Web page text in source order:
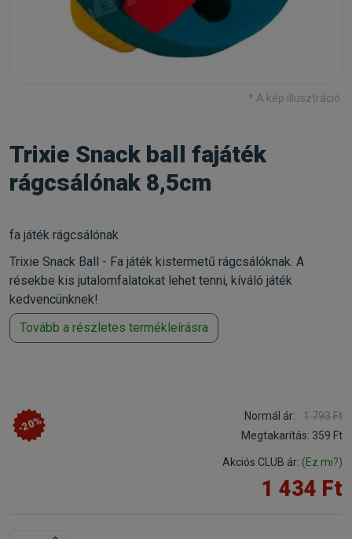
* A kép illusztráció.
Trixie Snack ball fajáték
rágcsálónak 8,5cm
fa játék rágcsálónak
Trixie Snack Ball - Fa játék kistermetű rágcsálóknak. A
résekbe kis jutalomfalatokat lehet tenni, kíváló játék
kedvencünknek!
Tovább a részletes termékleírásra
-20% Normál ár:
1 793 Ft
Megtakarítás: 359 Ft
Akciós CLUB ár: (Ez mi?)
1 434 Ft